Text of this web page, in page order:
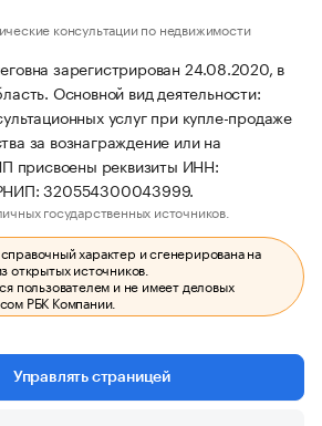
консультации по недвижимости
зарегистрирован 24.08.2020, в
Основной вид деятельности:
услуг при купле-продаже
за вознаграждение или на
присвоены реквизиты ИНН:
320554300043999.
государственных источников.
характер и сгенерирована на
открытых источников.
пользователем и не имеет деловых
РБК Компании.
Управлять страницей